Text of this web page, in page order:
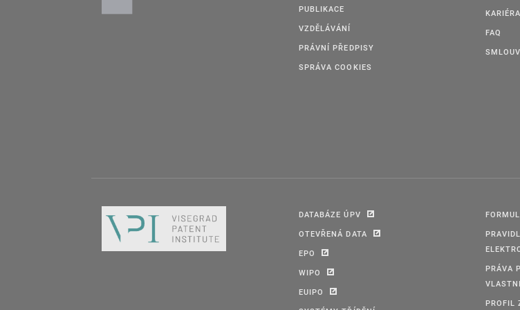
Pravidla pro přijatelné formáty
Pravidla najdete
Pravidla pro podání elektronických
odt, ods, odp, txt/csv, rtf,
xml, fo/zfo, isdoc/isdocx, html/
jpg/jpeg/jfif, png, tif/tiff, gif
mpeg1/mpeg2, wav, mp2/mp3,
PUBLIKACE
VZDĚLÁVÁNÍ
PRÁVNÍ PŘEDPISY
SPRÁVA COOKIES
KARIÉRA
FAQ
DATABÁZE ÚPV
OTEVŘENÁ DATA
EPO
WIPO
EUIPO
PRÁVA
PROFIL